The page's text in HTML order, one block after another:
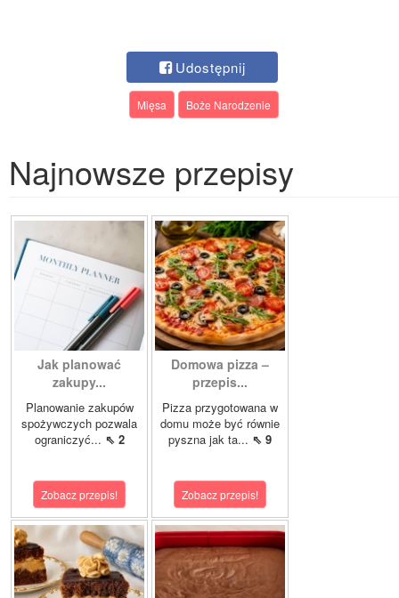
Udostępnij
Mięsa Boże Narodzenie
Najnowsze przepisy
Jak planować
zakupy...
Planowanie zakupów
spożywczych pozwala
ograniczyć... ⇖ 2
Zobacz przepis!
Domowa pizza –
przepis...
Pizza przygotowana w
domu może być równie
pyszna jak ta... ⇖ 9
Zobacz przepis!